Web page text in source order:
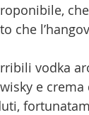
che
vodka
e